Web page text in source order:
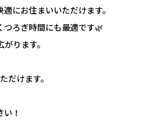
にお住まいいただけます。
ろぎ時間にも最適です🌿
ります。
だけます。
！